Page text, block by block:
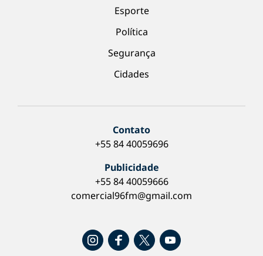
Esporte
Política
Segurança
Cidades
Contato
+55 84 40059696
Publicidade
+55 84 40059666
comercial96fm@gmail.com